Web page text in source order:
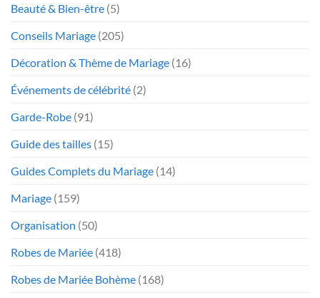
Beauté & Bien-être (5)
Conseils Mariage (205)
Décoration & Thème de Mariage (16)
Événements de célébrité (2)
Garde-Robe (91)
Guide des tailles (15)
Guides Complets du Mariage (14)
Mariage (159)
Organisation (50)
Robes de Mariée (418)
Robes de Mariée Bohème (168)